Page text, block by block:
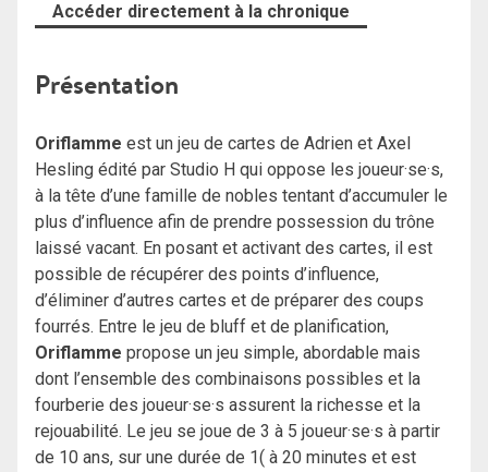
Accéder directement à la chronique
Présentation
Oriflamme est un jeu de cartes de Adrien et Axel
Hesling édité par Studio H qui oppose les joueur·se·s,
à la tête d’une famille de nobles tentant d’accumuler le
plus d’influence afin de prendre possession du trône
laissé vacant. En posant et activant des cartes, il est
possible de récupérer des points d’influence,
d’éliminer d’autres cartes et de préparer des coups
fourrés. Entre le jeu de bluff et de planification,
Oriflamme propose un jeu simple, abordable mais
dont l’ensemble des combinaisons possibles et la
fourberie des joueur·se·s assurent la richesse et la
rejouabilité. Le jeu se joue de 3 à 5 joueur·se·s à partir
de 10 ans, sur une durée de 1( à 20 minutes et est